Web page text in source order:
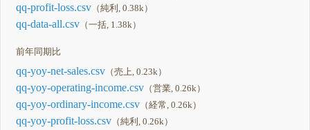
qq-profit-loss.csv （純利, 0.38k）
qq-data-all.csv （一括, 1.38k）
前年同期比
qq-yoy-net-sales.csv （売上, 0.23k）
qq-yoy-operating-income.csv （営業, 0.26k）
qq-yoy-ordinary-income.csv （経常, 0.26k）
qq-yoy-profit-loss.csv （純利, 0.26k）